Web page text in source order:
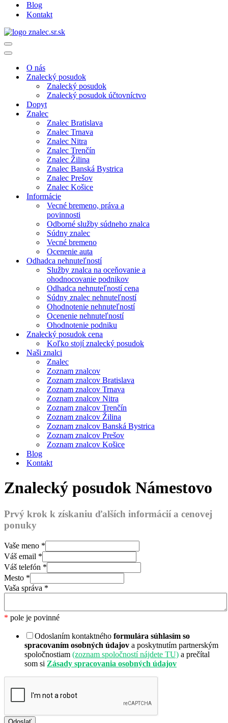
Blog
Kontakt
Menu
navigácie
Menu
navigácieO nás
Znalecký posudok
Znalecký posudok
Znalecký posudok účtovníctvo
Dopyt
Znalec
Znalec Bratislava
Znalec Trnava
Znalec Nitra
Znalec Trenčín
Znalec Žilina
Znalec Banská Bystrica
Znalec Prešov
Znalec Košice
Informácie
Vecné bremeno, práva a
povinnosti
Odborné služby súdneho znalca
Súdny znalec
Vecné bremeno
Ocenenie auta
Odhadca nehnuteľností
Služby znalca na oceňovanie a
ohodnocovanie podnikov
Odhadca nehnuteľností cena
Súdny znalec nehnuteľností
Ohodnotenie nehnuteľností
Ocenenie nehnuteľností
Ohodnotenie podniku
Znalecký posudok cena
Koľko stojí znalecký posudok
Naši znalci
Znalec
Zoznam znalcov
Zoznam znalcov Bratislava
Zoznam znalcov Trnava
Zoznam znalcov Nitra
Zoznam znalcov Trenčín
Zoznam znalcov Žilina
Zoznam znalcov Banská Bystrica
Zoznam znalcov Prešov
Zoznam znalcov Košice
Blog
Kontakt
Znalecký posudok Námestovo
Prvý krok k získaniu ďalších informácií a cenovej
ponuky
Vaše meno *
Váš email *
Váš telefón *
Mesto *
Vaša správa *
* pole je povinné
Odoslaním kontaktného formulára súhlasím so
spracovaním osobných údajov a poskytnutím partnerským
spoločnostiam (zoznam spoločností nájdete TU) a prečítal
som si Zásady spracovania osobných údajov